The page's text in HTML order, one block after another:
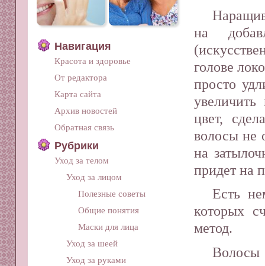
на
голове
просто
цвет,
волосы не
на
придет на
Есть
которых
метод.
Навигация
Красота и здоровье
От редактора
Карта сайта
Архив новостей
Обратная связь
Рубрики
Уход за телом
Уход за лицом
Полезные советы
Общие понятия
Маски для лица
Уход за шеей
Уход за руками